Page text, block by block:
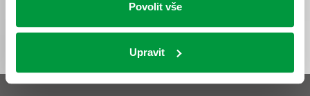
Povolit vše
Upravit